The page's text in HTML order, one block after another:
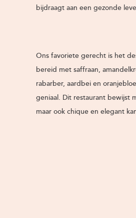
bijdraagt aan een gezonde
Ons favoriete gerecht is het
bereid met saffraan,
rabarber, aardbei en
geniaal. Dit restaurant bewijst
maar ook chique en elegant